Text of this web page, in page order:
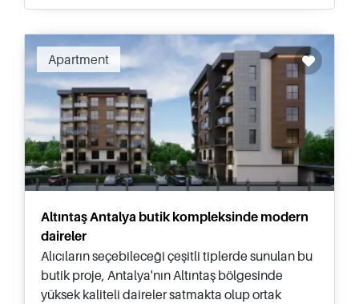
Apartment
Altıntaş Antalya butik kompleksinde modern
daireler
Alıcıların seçebileceği çeşitli tiplerde sunulan bu
butik proje, Antalya'nın Altıntaş bölgesinde
yüksek kaliteli daireler satmakta olup ortak